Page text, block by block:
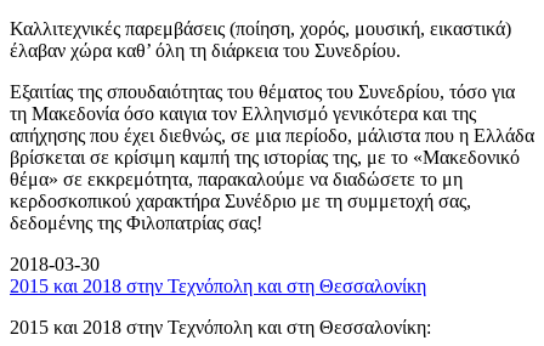
Καλλιτεχνικές παρεμβάσεις (ποίηση, χορός, μουσική, εικαστικά)
έλαβαν χώρα καθ’ όλη τη διάρκεια του Συνεδρίου.
Εξαιτίας της σπουδαιότητας του θέματος του Συνεδρίου, τόσο για
τη Μακεδονία όσο καιγια τον Ελληνισμό γενικότερα και της
απήχησης που έχει διεθνώς, σε μια περίοδο, μάλιστα που η Ελλάδα
βρίσκεται σε κρίσιμη καμπή της ιστορίας της, με το «Μακεδονικό
θέμα» σε εκκρεμότητα, παρακαλούμε να διαδώσετε το μη
κερδοσκοπικού χαρακτήρα Συνέδριο με τη συμμετοχή σας,
δεδομένης της Φιλοπατρίας σας!
2018-03-30
2015 και 2018 στην Τεχνόπολη και στη Θεσσαλονίκη
2015 και 2018 στην Τεχνόπολη και στη Θεσσαλονίκη: